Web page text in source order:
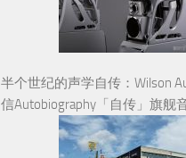
半个世纪的声学自传：Wilson
信Autobiography「自传」旗舰